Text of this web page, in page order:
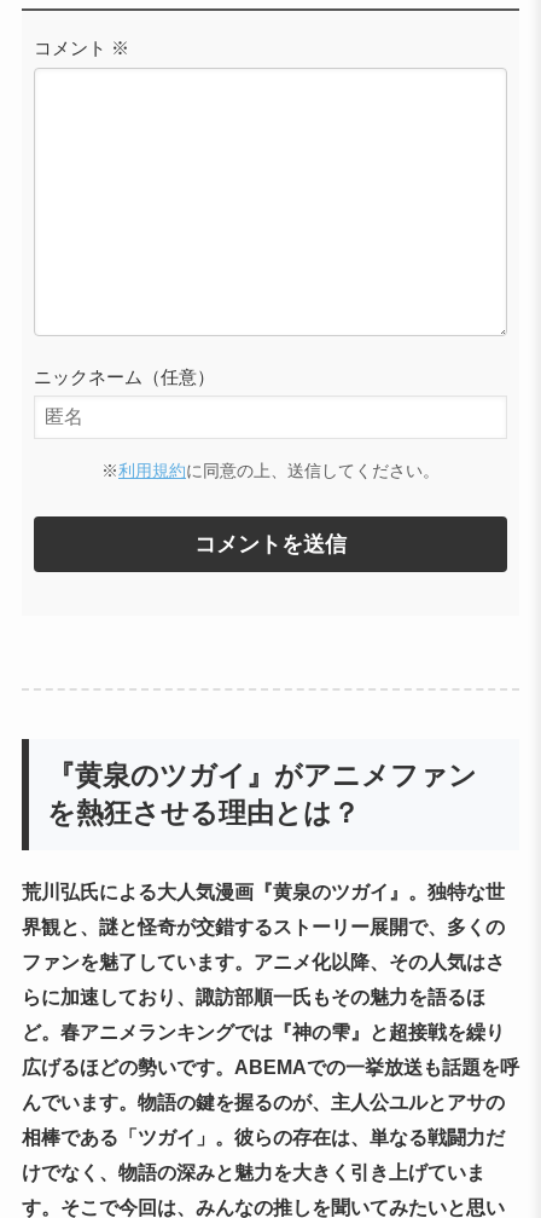
コメント ※
ニックネーム（任意）
※利用規約に同意の上、送信してください。
『黄泉のツガイ』がアニメファン
を熱狂させる理由とは？
荒川弘氏による大人気漫画『黄泉のツガイ』。独特な世
界観と、謎と怪奇が交錯するストーリー展開で、多くの
ファンを魅了しています。アニメ化以降、その人気はさ
らに加速しており、諏訪部順一氏もその魅力を語るほ
ど。春アニメランキングでは『神の雫』と超接戦を繰り
広げるほどの勢いです。ABEMAでの一挙放送も話題を呼
んでいます。物語の鍵を握るのが、主人公ユルとアサの
相棒である「ツガイ」。彼らの存在は、単なる戦闘力だ
けでなく、物語の深みと魅力を大きく引き上げていま
す。そこで今回は、みんなの推しを聞いてみたいと思い